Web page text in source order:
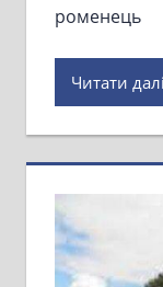
роменець
Читати далі